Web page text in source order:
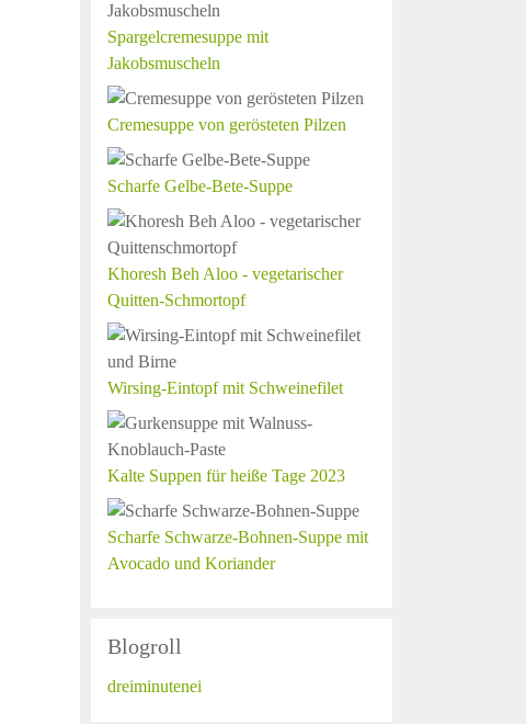
Spargelcremesuppe mit
Jakobsmuscheln
Cremesuppe von gerösteten Pilzen
Scharfe Gelbe-Bete-Suppe
Khoresh Beh Aloo - vegetarischer
Quitten-Schmortopf
Wirsing-Eintopf mit Schweinefilet
Kalte Suppen für heiße Tage 2023
Scharfe Schwarze-Bohnen-Suppe mit
Avocado und Koriander
Blogroll
dreiminutenei